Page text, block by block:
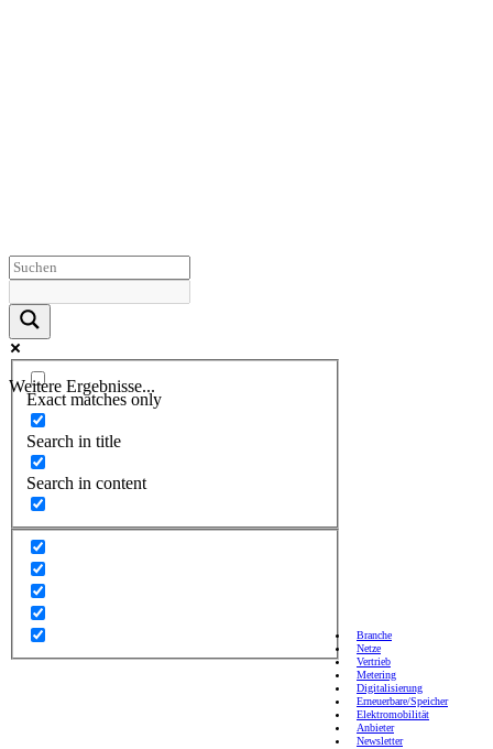
Weitere Ergebnisse...
Exact matches only
Search in title
Search in content
Branche
Netze
Vertrieb
Metering
Digitalisierung
Erneuerbare/Speicher
Elektromobilität
Anbieter
Newsletter